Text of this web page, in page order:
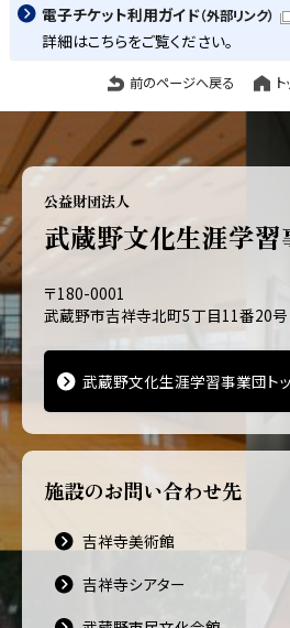
電子チケット利用ガイド（外部リンク）
詳細はこちらをご覧ください。
前のページへ戻る
公益財団法人
武蔵野文化生涯学習
〒180-0001
武蔵野市吉祥寺北町5丁目11番20号
武蔵野文化生涯学習事業団ト
施設のお問い合わせ先
吉祥寺美術館
吉祥寺シアター